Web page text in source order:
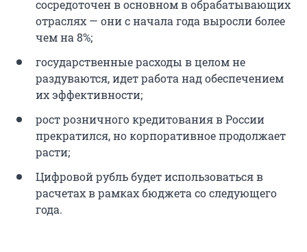
сосредоточен в основном в обрабатывающих
отраслях — они с начала года выросли более
чем на 8%;
государственные расходы в целом не
раздуваются, идет работа над обеспечением
их эффективности;
рост розничного кредитования в России
прекратился, но корпоративное продолжает
расти;
Цифровой рубль будет использоваться в
расчетах в рамках бюджета со следующего
года.